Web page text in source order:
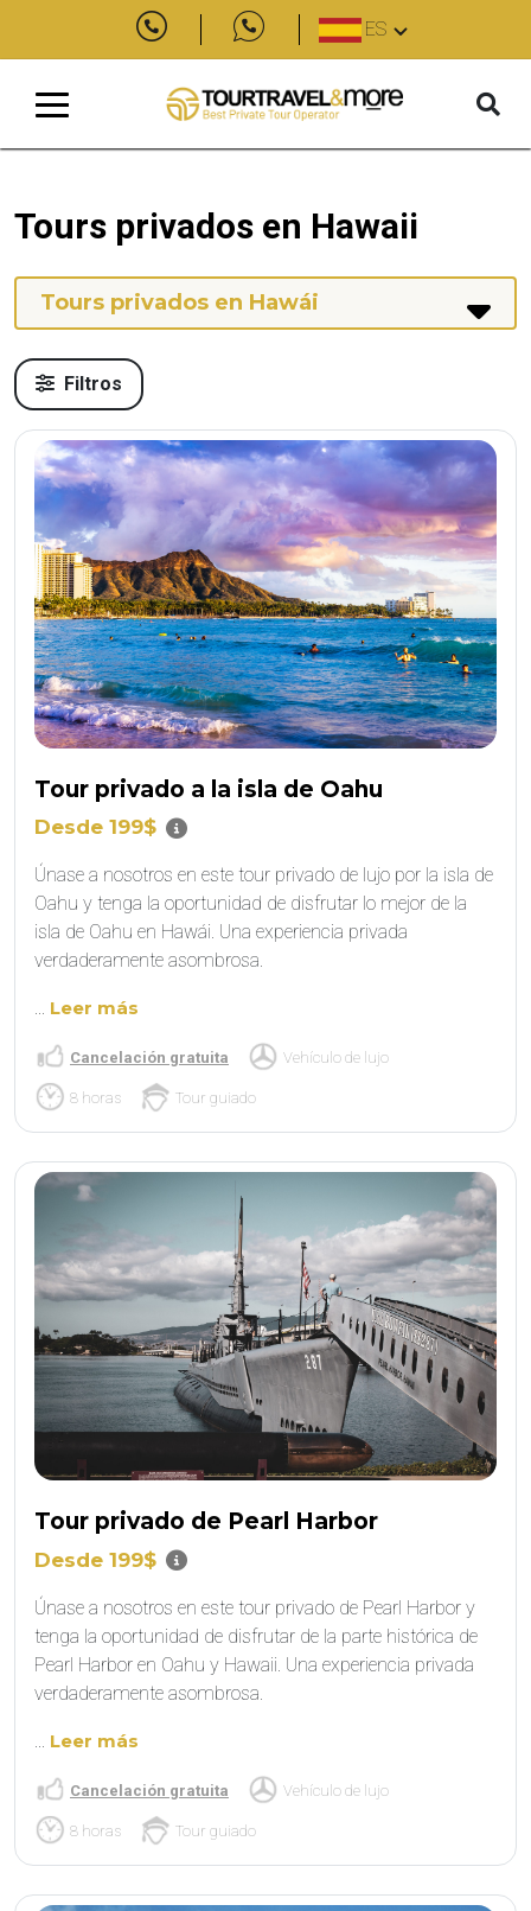
ES
Tours privados en Hawaii
Tours privados en Hawái
Filtros
Tour privado a la isla de Oahu
Desde 199$
Únase a nosotros en este tour privado de lujo por la isla de
Oahu y tenga la oportunidad de disfrutar lo mejor de la
isla de Oahu en Hawái. Una experiencia privada
verdaderamente asombrosa.
... Leer más
Cancelación gratuita Vehículo de lujo
8 horas Tour guiado
Tour privado de Pearl Harbor
Desde 199$
Únase a nosotros en este tour privado de Pearl Harbor y
tenga la oportunidad de disfrutar de la parte histórica de
Pearl Harbor en Oahu y Hawaii. Una experiencia privada
verdaderamente asombrosa.
Leer más
Cancelación gratuita Vehículo de lujo
8 horas Tour guiado